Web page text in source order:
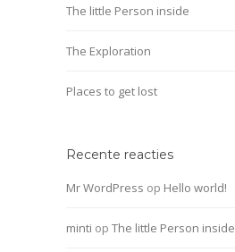
The little Person inside
The Exploration
Places to get lost
Recente reacties
Mr WordPress op Hello world!
minti op The little Person inside